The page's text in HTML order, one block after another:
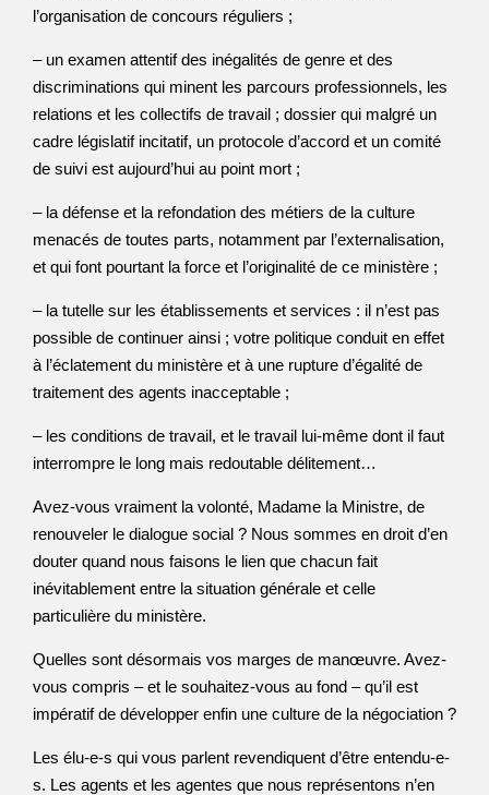
l’organisation de concours réguliers ;
– un examen attentif des inégalités de genre et des
discriminations qui minent les parcours professionnels, les
relations et les collectifs de travail ; dossier qui malgré un
cadre législatif incitatif, un protocole d’accord et un comité
de suivi est aujourd’hui au point mort ;
– la défense et la refondation des métiers de la culture
menacés de toutes parts, notamment par l’externalisation,
et qui font pourtant la force et l’originalité de ce ministère ;
– la tutelle sur les établissements et services : il n’est pas
possible de continuer ainsi ; votre politique conduit en effet
à l’éclatement du ministère et à une rupture d’égalité de
traitement des agents inacceptable ;
– les conditions de travail, et le travail lui-même dont il faut
interrompre le long mais redoutable délitement…
Avez-vous vraiment la volonté, Madame la Ministre, de
renouveler le dialogue social ? Nous sommes en droit d’en
douter quand nous faisons le lien que chacun fait
inévitablement entre la situation générale et celle
particulière du ministère.
Quelles sont désormais vos marges de manœuvre. Avez-
vous compris – et le souhaitez-vous au fond – qu’il est
impératif de développer enfin une culture de la négociation ?
Les élu-e-s qui vous parlent revendiquent d’être entendu-e-
s. Les agents et les agentes que nous représentons n’en